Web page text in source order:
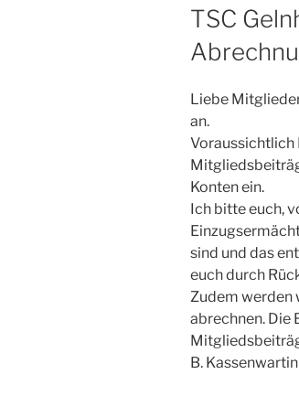
AM
TSC
Liebe
an.
Voraussichtlich
Konten ein.
Ich bitte euch,
sind und das
euch durch
Zudem werden
abrechnen. Die
B.